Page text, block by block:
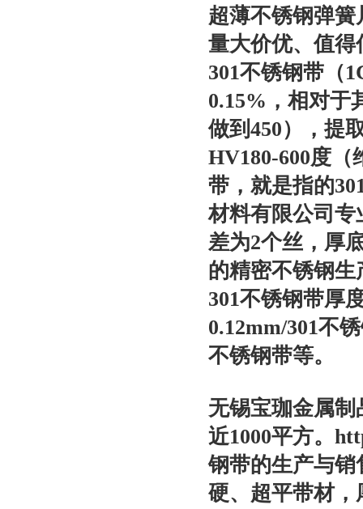
超薄不锈钢弹
量大价优、值得
301不锈钢带（
0.15%，相对于
做到450），提
HV180-600度
带，就是指的
材料有限公司专
差为2个丝，厚
的精密不锈钢
301不锈钢带厚
0.12mm/301不
不锈钢带等。
无锡宝珈金属
近1000平方。
钢带的生产与
硬、超平带材，